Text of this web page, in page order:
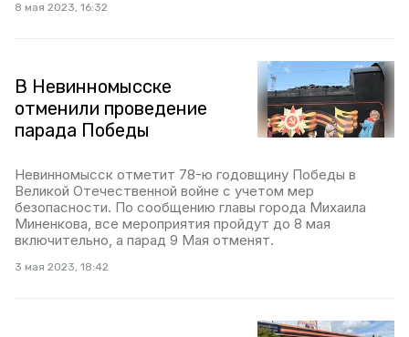
8 мая 2023, 16:32
В Невинномысске
отменили проведение
парада Победы
Невинномысск отметит 78-ю годовщину Победы в
Великой Отечественной войне с учетом мер
безопасности. По сообщению главы города Михаила
Миненкова, все мероприятия пройдут до 8 мая
включительно, а парад 9 Мая отменят.
3 мая 2023, 18:42